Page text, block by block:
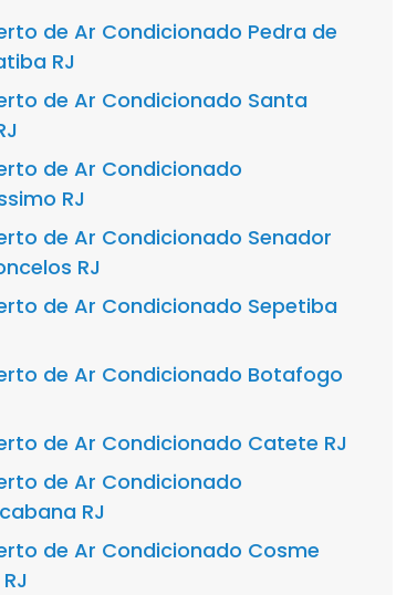
de Ar Condicionado Pedra de
RJ
de Ar Condicionado Santa
de Ar Condicionado
RJ
de Ar Condicionado Senador
RJ
de Ar Condicionado Sepetiba
de Ar Condicionado Botafogo
de Ar Condicionado Catete RJ
de Ar Condicionado
RJ
de Ar Condicionado Cosme